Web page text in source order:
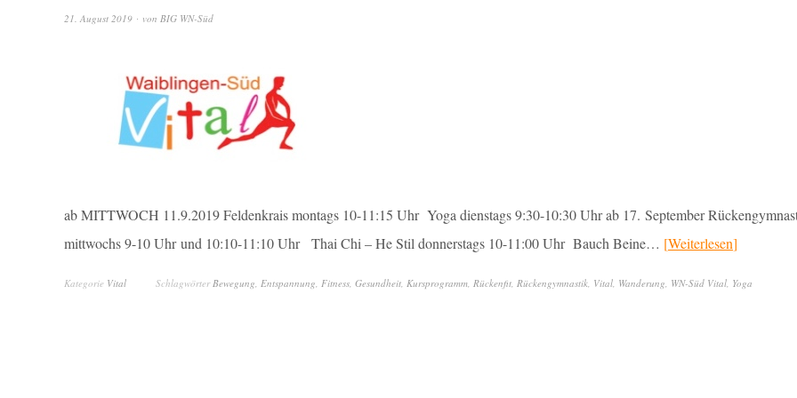
21. August 2019 von BIG WN-Süd
ab MITTWOCH 11.9.2019 Feldenkrais montags 10-11:15 Uhr Yoga dienstags 9:30-10:30 Uhr ab 17. September
mittwochs 9-10 Uhr und 10:10-11:10 Uhr Thai Chi – He Stil donnerstags 10-11:00 Uhr Bauch Beine… Weiterlesen
Kategorie Vital SchlagwörterBewegung, Entspannung, Fitness, Gesundheit, Kursprogramm, Rückenfit, Rückengymnastik, Vital, Wanderung, WN-Süd Vital, Yoga